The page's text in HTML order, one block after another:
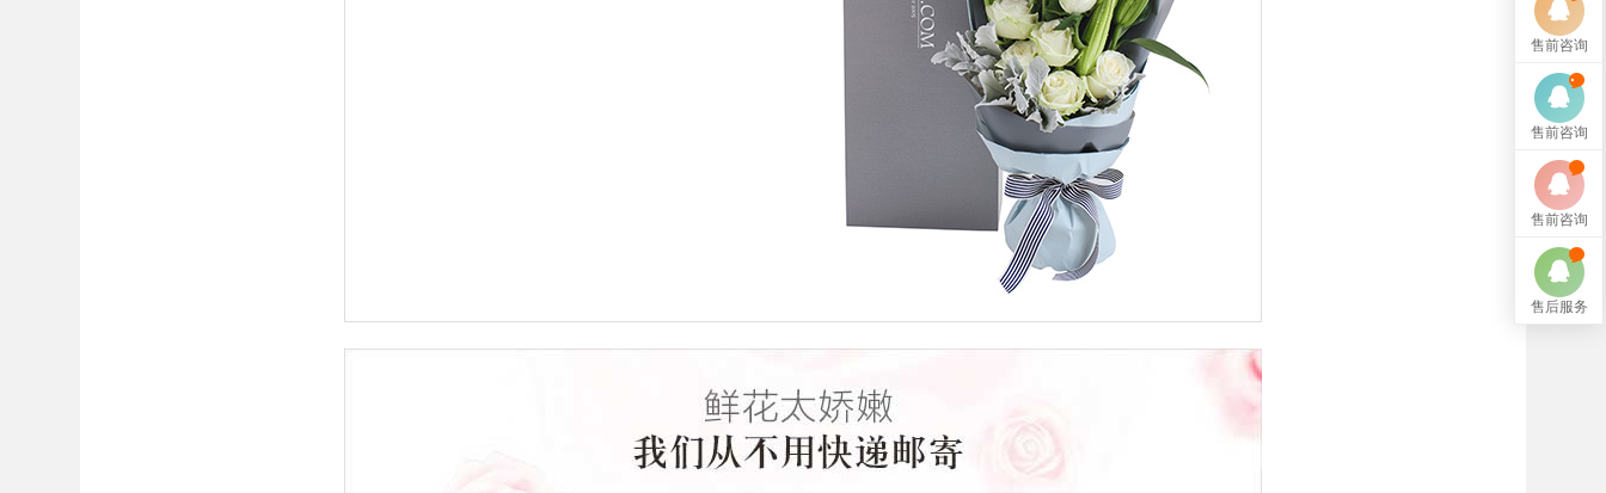
售前咨询
售前咨询
售前咨询
售后服务